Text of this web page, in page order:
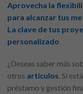
Aprovecha la
para alcanzar tus
La clave de tus
personalizado
¿Deseas saber más
otros artículos. Si
préstamo y gestión